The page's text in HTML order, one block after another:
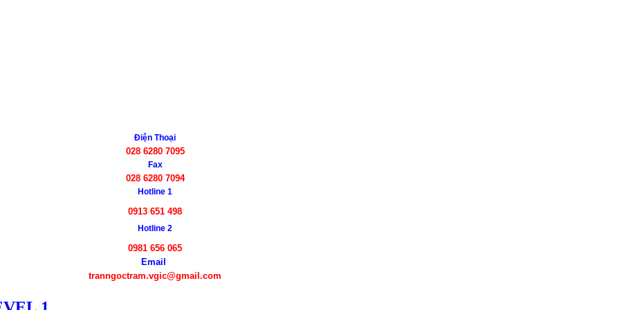
Điện Thoại
028 6280 7095
Fax
028 6280 7094
Hotline 1
0913 651 498
Hotline 2
0981 656 065
Email
tranngoctram.vgic@gmail.com